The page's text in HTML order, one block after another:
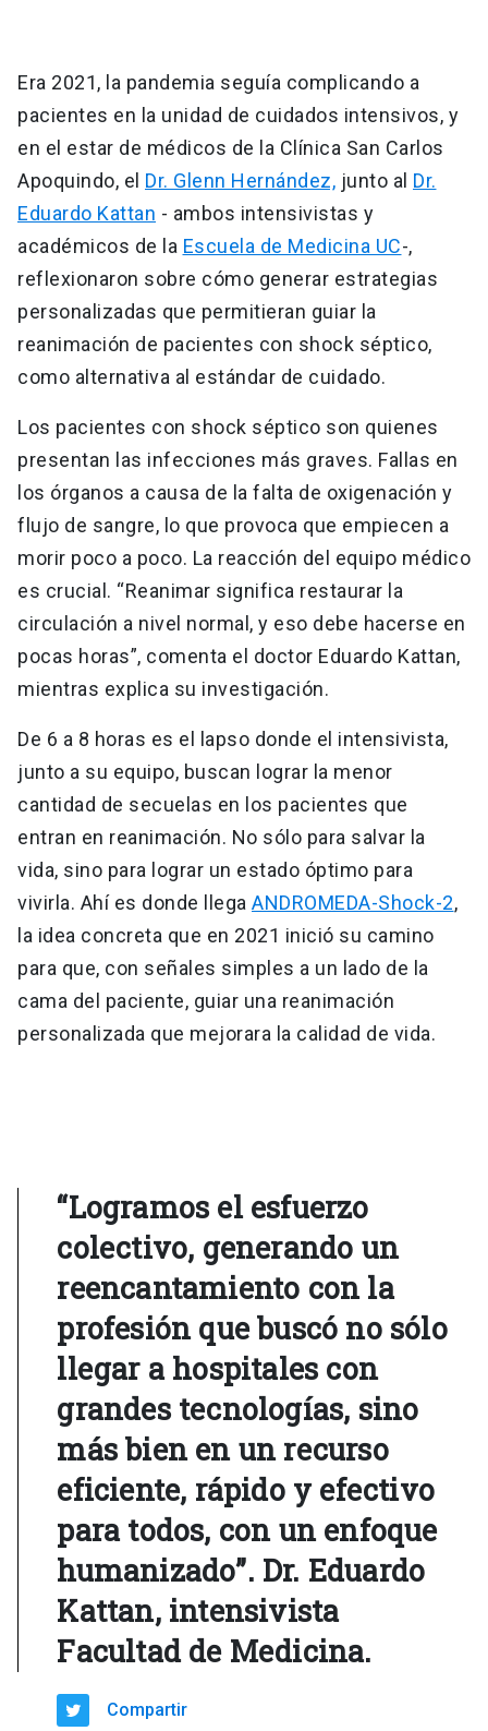
Era 2021, la pandemia seguía complicando a
pacientes en la unidad de cuidados intensivos, y
en el estar de médicos de la Clínica San Carlos
Apoquindo, el Dr. Glenn Hernández, junto al Dr.
Eduardo Kattan - ambos intensivistas y
académicos de la Escuela de Medicina UC-,
reflexionaron sobre cómo generar estrategias
personalizadas que permitieran guiar la
reanimación de pacientes con shock séptico,
como alternativa al estándar de cuidado.
Los pacientes con shock séptico son quienes
presentan las infecciones más graves. Fallas en
los órganos a causa de la falta de oxigenación y
flujo de sangre, lo que provoca que empiecen a
morir poco a poco. La reacción del equipo médico
es crucial. “Reanimar significa restaurar la
circulación a nivel normal, y eso debe hacerse en
pocas horas”, comenta el doctor Eduardo Kattan,
mientras explica su investigación.
De 6 a 8 horas es el lapso donde el intensivista,
junto a su equipo, buscan lograr la menor
cantidad de secuelas en los pacientes que
entran en reanimación. No sólo para salvar la
vida, sino para lograr un estado óptimo para
vivirla. Ahí es donde llega ANDROMEDA-Shock-2,
la idea concreta que en 2021 inició su camino
para que, con señales simples a un lado de la
cama del paciente, guiar una reanimación
personalizada que mejorara la calidad de vida.
“Logramos el esfuerzo
colectivo, generando un
reencantamiento con la
profesión que buscó no sólo
llegar a hospitales con
grandes tecnologías, sino
más bien en un recurso
eficiente, rápido y efectivo
para todos, con un enfoque
humanizado”. Dr. Eduardo
Kattan, intensivista
Facultad de Medicina.
Compartir